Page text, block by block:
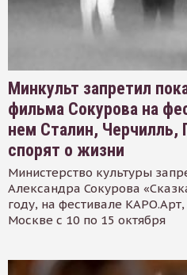
Минкульт запретил
фильма Сокурова на
нем Сталин, Черчилль,
спорят о жизни
Министерство культуры
Александра Сокурова
году, на фестивале
Москве с 10 по 15 октября